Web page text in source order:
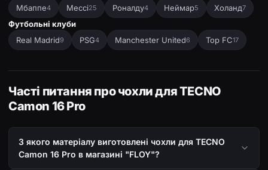
Мбаппе4 Мессі25 Роналду4 Неймар5 Холанд7
Футбольні клуби
Real Madrid9 PSG4 Manchester United6 Top FC17
Часті питання про чохли для TECNO
Camon 16 Pro
З якого матеріалу виготовлені чохли для TECNO
Camon 16 Pro в магазині "FLOY"?